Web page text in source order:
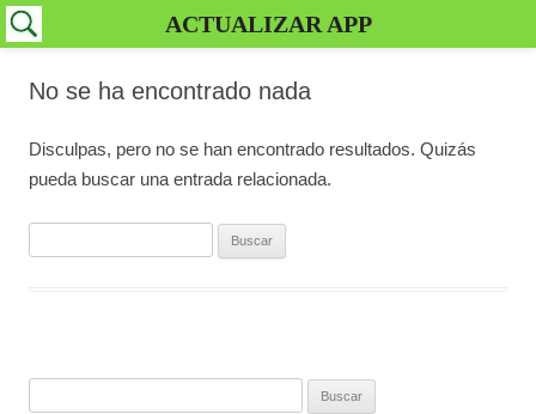
No se ha encontrado nada
Disculpas, pero no se han encontrado resultados. Quizás
pueda buscar una entrada relacionada.
ACTUALIZAR APP